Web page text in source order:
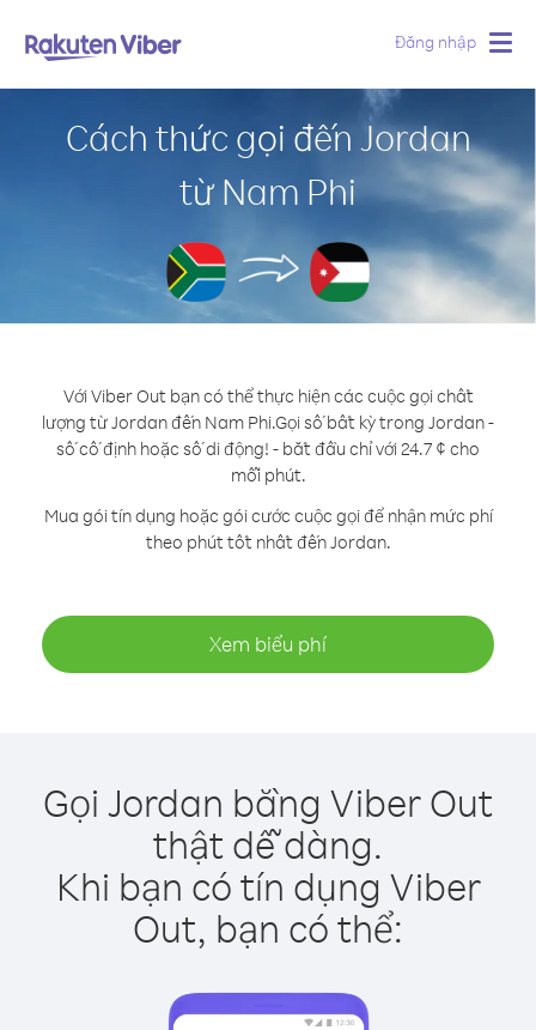
Đăng nhập
Cách thức gọi đến Jordan
từ Nam Phi
Với Viber Out bạn có thể thực hiện các cuộc gọi chất
lượng từ Jordan đến Nam Phi.Gọi số bất kỳ trong Jordan -
số cố định hoặc số di động! - bắt đầu chỉ với 24.7 ¢ cho
mỗi phút.
Mua gói tín dụng hoặc gói cước cuộc gọi để nhận mức phí
theo phút tốt nhất đến Jordan.
Xem biểu phí
Gọi Jordan bằng Viber Out
thật dễ dàng.
Khi bạn có tín dụng Viber
Out, bạn có thể: